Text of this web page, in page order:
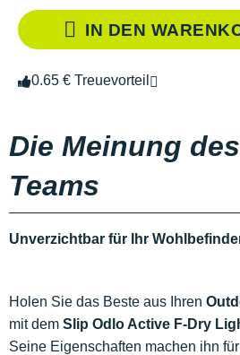
IN DEN
0.65 € Treuevorteil
Die Meinung
Teams
Unverzichtbar für Ihr
Holen Sie das Beste aus Ihren
mit dem Slip Odlo Active F-Dry
Seine Eigenschaften machen ihn